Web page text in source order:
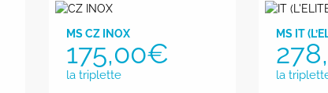
MS CZ INOX
175,00€
MS IT